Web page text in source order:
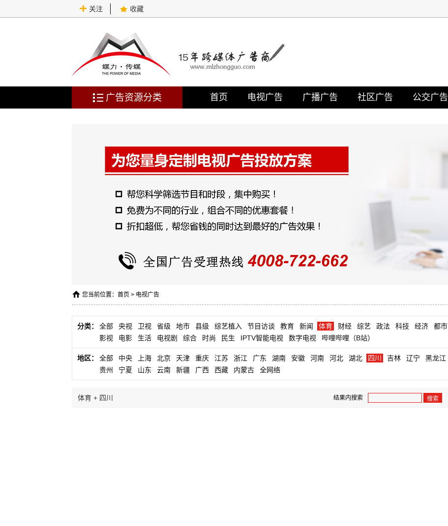
关注 收藏
广告资源分类 首页 电视广告 广播广告 社区广告 公交广告
您当前位置： 首页 > 电视广告
分类： 全部 央视 卫视 省级 地市 县级 综艺植入 节目访谈 教育 新闻 体育 财经 综艺 政法 科技 经济 都市
影视
电影 生活 电视剧 综合 时尚 民生 IPTV智能电视 数字电视 哔哩哔哩（B站）
地区： 全部 中央 上海 北京 天津 重庆 江苏 浙江 广东 湖南 安徽 河南 河北 湖北 四川 吉林 辽宁 黑龙江
贵州
宁夏 山东 云南 新疆 广西 西藏 内蒙古 全网络
体育 + 四川 结果内搜索 搜索